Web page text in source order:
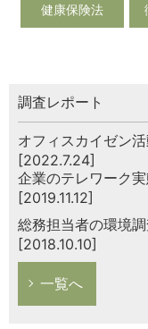
健康保険法
調査レポート
オフィスカイゼン
[2022.7.24]
企業のテレワーク
[2019.11.12]
総務担当者の環境
[2018.10.10]
一覧へ